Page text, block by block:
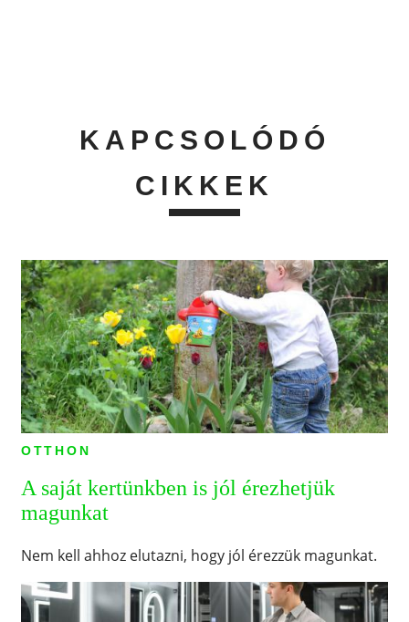
KAPCSOLÓDÓ
CIKKEK
OTTHON
A saját kertünkben is jól érezhetjük
magunkat
Nem kell ahhoz elutazni, hogy jól érezzük magunkat.